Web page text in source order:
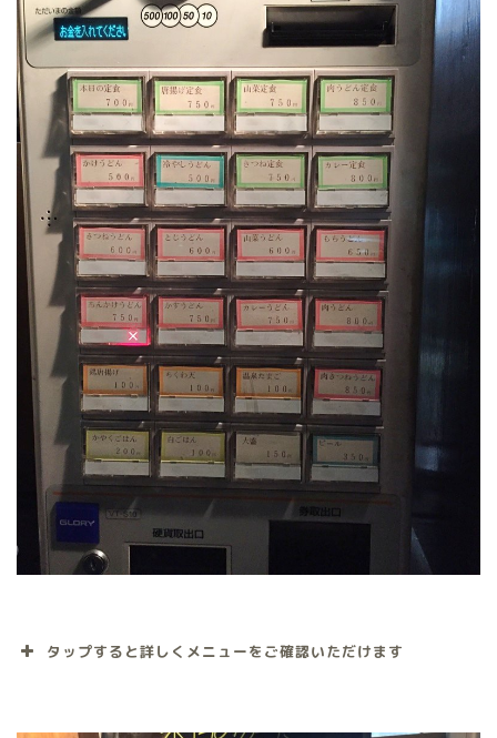
タップすると詳しくメニューをご確認いただけます